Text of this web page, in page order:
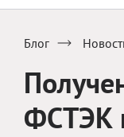
Блог
ФСТЭК